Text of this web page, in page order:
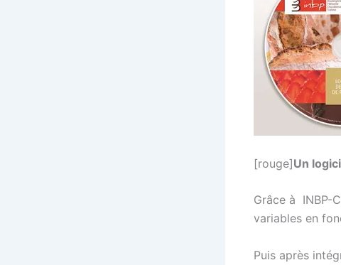
[rouge]Un
Grâce à INBP-
variables en
Puis après